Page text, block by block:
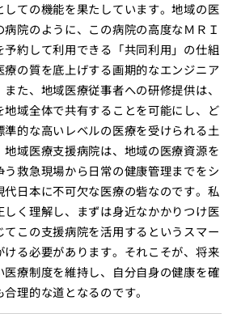
しての機能を果たしています。地域の医
院のように、この病院の高度なＭＲＩ
予約して利用できる「共同利用」の仕組
療の質を底上げする画期的なエンジニア
た、地域医療従事者への研修提供は、
地域全体で共有することを可能にし、ど
準的な高いレベルの医療を受けられる土
域医療支援病院は、地域の医療資源を
う救急現場から日常の健康管理までをシ
代日本に不可欠な医療の砦なのです。私
しく理解し、まずは身近なかかりつけ医
てこの支援病院を活用するというスマー
ける必要があります。それこそが、将来
医療制度を維持し、自分自身の健康を確
理的な道となるのです。